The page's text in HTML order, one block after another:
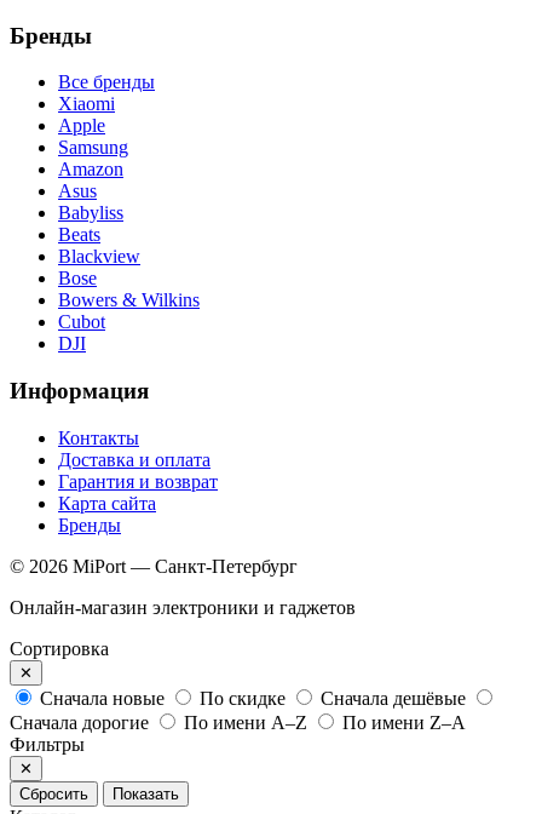
Бренды
Все бренды
Xiaomi
Apple
Samsung
Amazon
Asus
Babyliss
Beats
Blackview
Bose
Bowers & Wilkins
Cubot
DJI
Информация
Контакты
Доставка и оплата
Гарантия и возврат
Карта сайта
Бренды
© 2026 MiPort — Санкт-Петербург
Онлайн-магазин электроники и гаджетов
Сортировка
✕
Сначала новые По скидке
Сначала дешёвые
Сначала дорогие
По имени A–Z
По имени Z–A
Фильтры
✕
Сбросить
Показать